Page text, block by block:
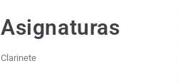
Asignaturas
Clarinete